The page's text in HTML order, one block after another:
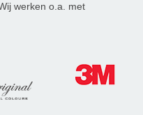
werken o.a. met